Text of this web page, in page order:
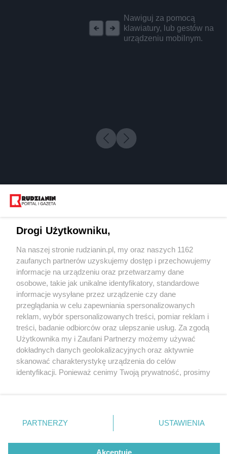
Nawiguj za pomocą
klawiatury, lub gestów na
urządzeniu mobilnym.
3 / 0
Wydawca mediów
Nie zapomnij
zapoznać się z:
polityką prywatności regulamin korzystania z portali
Twojemiasto
Piekary Śląskie
Chorzów
Tarnowskie Góry
Gliwice
Skontakuj sięz nami
Kontakt
Wydawca
Redakcja
Drogi Użytkowniku,
Na naszej stronie rudzianin.pl, my oraz naszych 1162
zaufanych partnerów uzyskujemy dostęp i przechowujemy
informacje na urządzeniu oraz przetwarzamy dane
osobowe, takie jak unikalne identyfikatory, standardowe
informacje wysyłane przez urządzenie czy dane
przeglądania w celu zapewniania spersonalizowanych
reklam, wybór spersonalizowanych treści, pomiar reklam i
treści, badanie odbiorców oraz ulepszanie usług. Za zgodą
Użytkownika my i Zaufani Partnerzy możemy używać
dokładnych danych geolokalizacyjnych oraz aktywnie
skanować charakterystykę urządzenia do celów
identyfikacji. Ponieważ cenimy Twoją prywatność, prosimy
prywatności znajdujący się w lewym dolnym rogu strony
. Niektóre rodzaje przetwarzania danych nie wymagają
zgody użytkownika, ale masz prawo sprzeciwić się
takiemu przetwarzaniu. Preferencje będą miały
PARTNERZY USTAWIENIA
Akceptuję